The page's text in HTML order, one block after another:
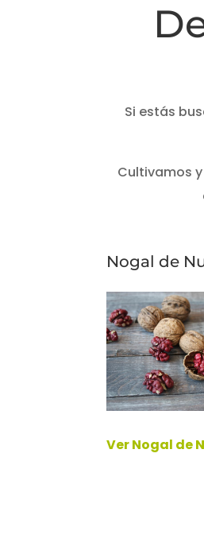
Si estás
Cultivamos
Nogal de
Ver Nogal de